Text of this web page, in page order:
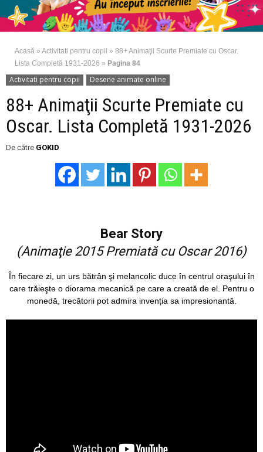
Acasă » Activitati pentru copii » 88+ Animaţii Scurte Premiate cu Oscar.
Lista Completă 1931-2026 » Pagina 84
Activitati pentru copii Desene animate online
88+ Animaţii Scurte Premiate cu
Oscar. Lista Completă 1931-2026
De către GOKID
Bear Story
(Animaţie 2015 Premiată cu Oscar 2016)
În fiecare zi, un urs bătrân şi melancolic duce în centrul oraşului în
care trăieşte o diorama mecanică pe care a creată de el. Pentru o
monedă, trecătorii pot admira invenția sa impresionantă.